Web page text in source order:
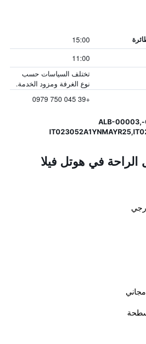
15:00
11:00
تختلف السياسات حسب
نوع الغرفة ومزود الخدمة.
+39 045 750 0979
رقم الرخصة: 023052-ALB-00003,
الراحة في هوتل فيلا